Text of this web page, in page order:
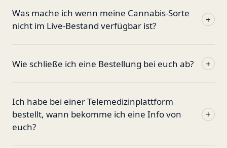
Was mache ich wenn meine Cannabis-Sorte
nicht im Live-Bestand verfügbar ist?
+
Wie schließe ich eine Bestellung bei euch ab? +
Ich habe bei einer Telemedizinplattform
bestellt, wann bekomme ich eine Info von
euch?
+